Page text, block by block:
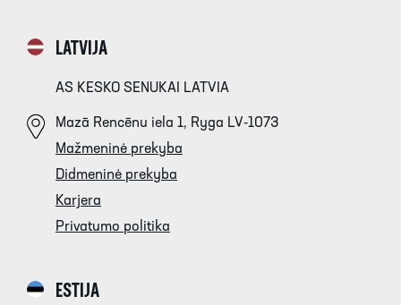
LATVIJA
AS KESKO SENUKAI LATVIA
Mazā Rencēnu iela 1, Ryga LV-1073
Mažmeninė prekyba
Didmeninė prekyba
Karjera
Privatumo politika
ESTIJA